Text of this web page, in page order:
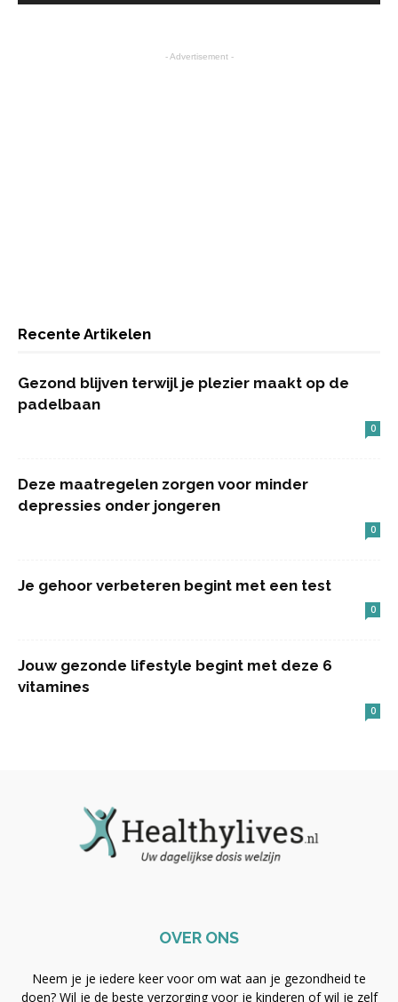
- Advertisement -
Recente Artikelen
Gezond blijven terwijl je plezier maakt op de
padelbaan
0
Deze maatregelen zorgen voor minder
depressies onder jongeren
0
Je gehoor verbeteren begint met een test
0
Jouw gezonde lifestyle begint met deze 6
vitamines
0
OVER ONS
Neem je je iedere keer voor om wat aan je gezondheid te
doen? Wil je de beste verzorging voor je kinderen of wil je zelf